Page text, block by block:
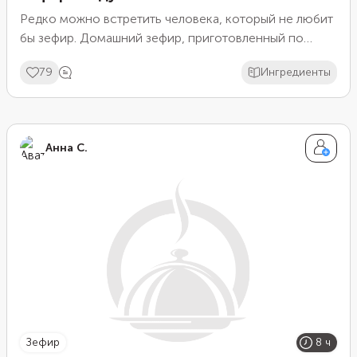
Редко можно встретить человека, который не любит
бы зефир. Домашний зефир, приготовленный по
словно облако.
79 Ингредиенты
Анна С.
зефир 8 ч